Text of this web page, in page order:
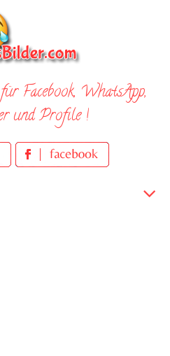
Facebook, WhatsApp,
und Profile !